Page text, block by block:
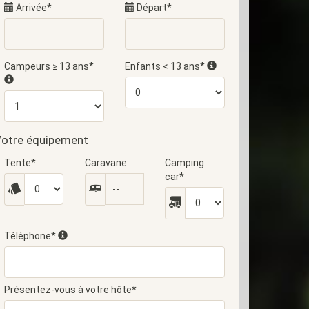
Arrivée* Départ*
Campeurs ≥ 13 ans* Enfants < 13 ans*
équipement
Tente* Caravane
Camping
car*
Téléphone*
Présentez-vous à votre hôte*